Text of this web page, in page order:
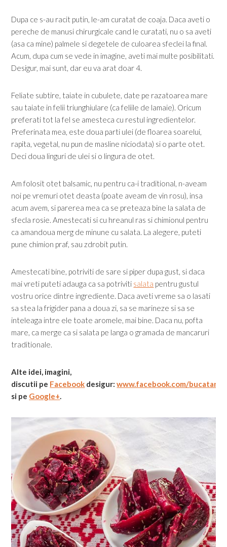
Dupa ce s-au racit putin, le-am curatat de coaja. Daca aveti o
pereche de manusi chirurgicale cand le curatati, nu o sa aveti
(asa ca mine) palmele si degetele de culoarea sfeclei la final.
Acum, dupa cum se vede in imagine, aveti mai multe posibilitati.
Desigur, mai sunt, dar eu va arat doar 4.
Feliate subtire, taiate in cubulete, date pe razatoarea mare
sau taiate in felii triunghiulare (ca feliile de lamaie). Oricum
preferati tot la fel se amesteca cu restul ingredientelor.
Preferinata mea, este doua parti ulei (de floarea soarelui,
rapita, vegetal, nu pun de masline niciodata) si o parte otet.
Deci doua linguri de ulei si o lingura de otet.
Am folosit otet balsamic, nu pentru ca-i traditional, n-aveam
noi pe vremuri otet deasta (poate aveam de vin rosu), insa
acum avem, si parerea mea ca se preteaza bine la salata de
sfecla rosie. Amestecati si cu hreanul ras si chimionul pentru
ca amandoua merg de minune cu salata. La alegere, puteti
pune chimion praf, sau zdrobit putin.
Amestecati bine, potriviti de sare si piper dupa gust, si daca
mai vreti puteti adauga ca sa potriviti salata pentru gustul
vostru orice dintre ingrediente. Daca aveti vreme sa o lasati
sa stea la frigider pana a doua zi, sa se marineze si sa se
inteleaga intre ele toate aromele, mai bine. Daca nu, pofta
mare, ca merge ca si salata pe langa o gramada de mancaruri
traditionale.
Alte idei, imagini,
discutii pe Facebook desigur:www.facebook.com/
si pe Google+